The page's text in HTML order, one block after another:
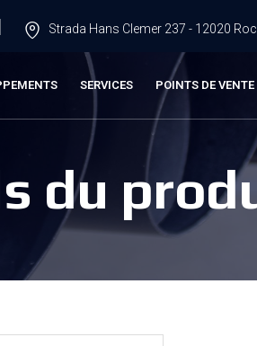
Strada Hans Clemer 237 - 12020
SERVICES POINTS DE VENTE
du